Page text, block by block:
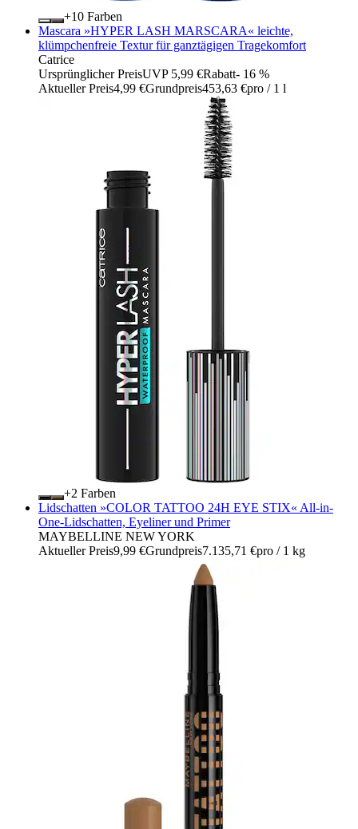
+
Farben
Mascara »HYPER LASH MARSCARA« leichte,
klümpchenfreie Textur für ganztägigen Tragekomfort
Catrice
Ursprünglicher PreisUVP 5,99 €Rabatt- 16 %
Aktueller Preis4,99 €Grundpreis453,63 €pro / 1 l
+
Farben
Lidschatten »COLOR TATTOO 24H EYE STIX« All-in-
One-Lidschatten, Eyeliner und Primer
MAYBELLINE NEW YORK
Aktueller Preis9,99 €Grundpreis7.135,71 €pro / 1 kg